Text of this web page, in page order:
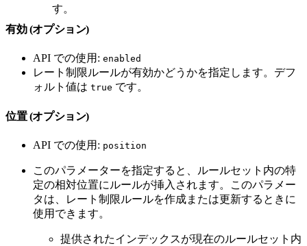
す。
有効 (オプション)
API での使用: enabled
レート制限ルールが有効かどうかを指定します。デフ
ォルト値は true です。
位置 (オプション)
API での使用: position
このパラメーターを指定すると、ルールセット内の特
定の相対位置にルールが挿入されます。このパラメー
タは、レート制限ルールを作成または更新するときに
使用できます。
提供されたインデックスが現在のルールセット内